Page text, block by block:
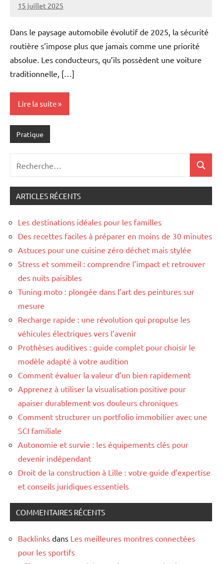
15 juillet 2025
Marise
Aucun
Dans le paysage automobile évolutif de 2025, la sécurité
routière s’impose plus que jamais comme une priorité
absolue. Les conducteurs, qu’ils possèdent une voiture
traditionnelle, […]
Lire la suite
Pratique
pour
:
ARTICLES RÉCENTS
Les destinations idéales pour les familles
Des recettes faciles à préparer en moins de 30 minutes
Astuces pour une cuisine zéro déchet mais stylée
Stress et sommeil : comprendre l’impact et retrouver
des nuits paisibles
Tuning moto : plongée dans l’art des peintures sur
mesure
Recharge rapide : une révolution qui propulse les
véhicules électriques vers l’avenir
Prothèses auditives : guide complet pour choisir le
modèle adapté à votre audition
Comment évaluer la valeur d’un bien rapidement
Apprenez à utiliser la visualisation positive pour
apaiser durablement vos douleurs chroniques
Comment structurer un portfolio immobilier avec une
SCI familiale
Autonomie et survie : les équipements clés pour
devenir indépendant
Droit de la construction à Lille : votre guide d’expertise
et conseils juridiques essentiels
COMMENTAIRES RÉCENTS
Backlinks dans Les meilleures montres connectées
pour les sportifs